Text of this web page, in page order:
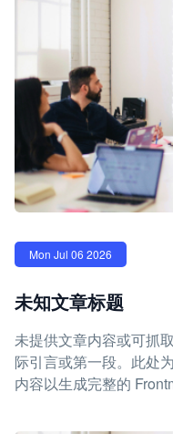
Mon Jul 06 2026
未知文章标题
未提供文章内容或可抓
际引言或第一段。此处
内容以生成完整的